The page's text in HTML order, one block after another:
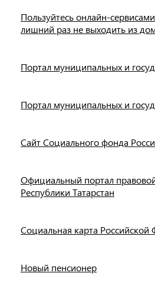
Пользуйтесь онлайн-
лишний раз не выходить из
Портал муниципальных и
Портал муниципальных и
Сайт Социального фонда
Официальный портал
Республики Татарстан
Социальная карта Российской
Новый пенсионер